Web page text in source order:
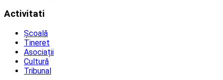
Activitati
Școală
Tineret
Asociații
Cultură
Tribunal